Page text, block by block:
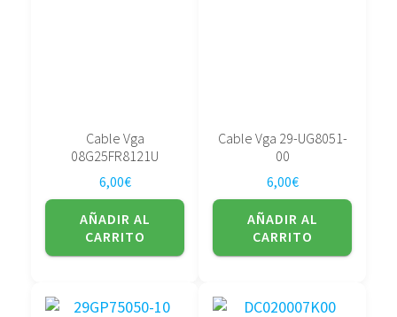
Cable Vga
08G25FR8121U
6,00€
AÑADIR AL
CARRITO
Cable Vga 29-UG8051-
00
6,00€
AÑADIR AL
CARRITO